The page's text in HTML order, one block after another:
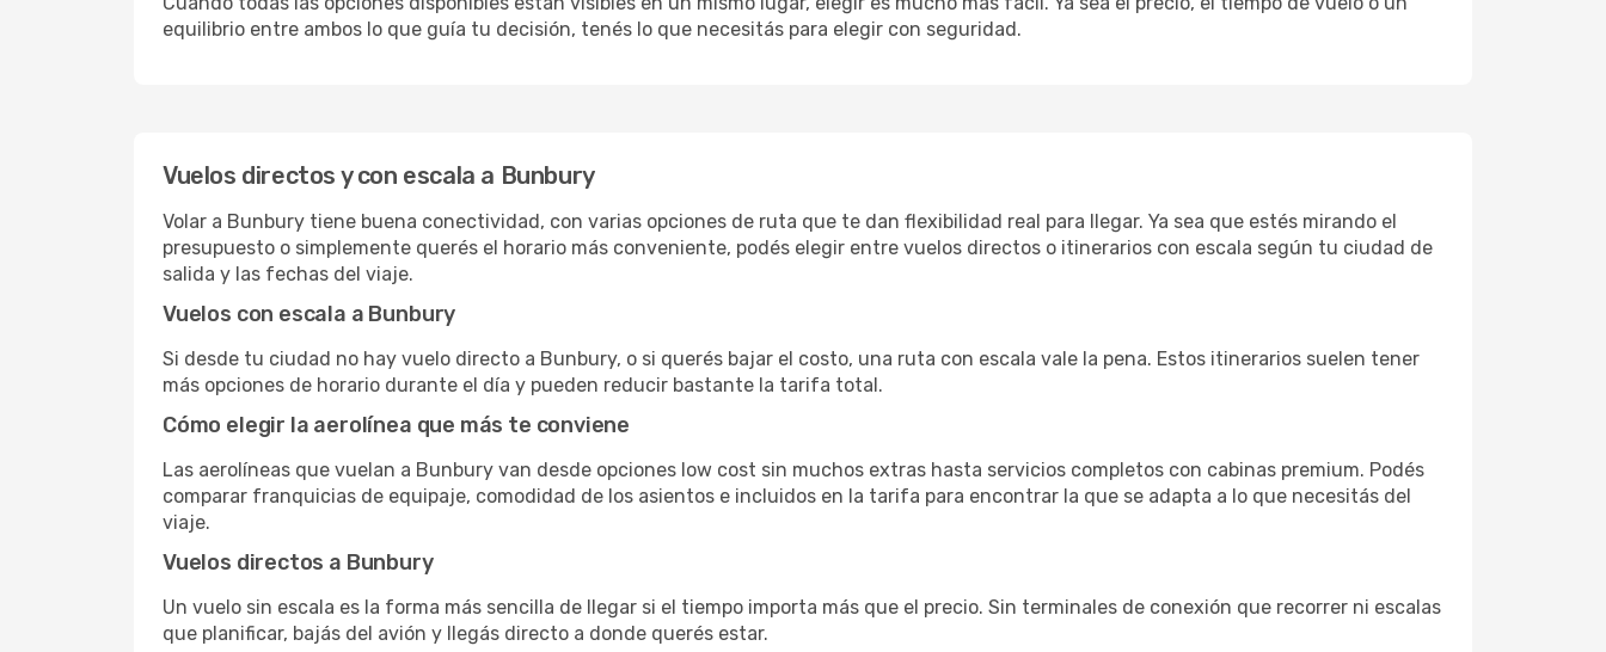
equilibrio entre ambos lo que guía tu decisión, tenés lo que necesitás para elegir con seguridad.
Vuelos directos y con escala a Bunbury
Volar a Bunbury tiene buena conectividad, con varias opciones de ruta que te dan flexibilidad real para llegar. Ya sea que estés mirando el
presupuesto o simplemente querés el horario más conveniente, podés elegir entre vuelos directos o itinerarios con escala según tu ciudad de
salida y las fechas del viaje.
Vuelos con escala a Bunbury
Si desde tu ciudad no hay vuelo directo a Bunbury, o si querés bajar el costo, una ruta con escala vale la pena. Estos itinerarios suelen tener
más opciones de horario durante el día y pueden reducir bastante la tarifa total.
Cómo elegir la aerolínea que más te conviene
Las aerolíneas que vuelan a Bunbury van desde opciones low cost sin muchos extras hasta servicios completos con cabinas premium. Podés
comparar franquicias de equipaje, comodidad de los asientos e incluidos en la tarifa para encontrar la que se adapta a lo que necesitás del
viaje.
Vuelos directos a Bunbury
Un vuelo sin escala es la forma más sencilla de llegar si el tiempo importa más que el precio. Sin terminales de conexión que recorrer ni escalas
que planificar, bajás del avión y llegás directo a donde querés estar.